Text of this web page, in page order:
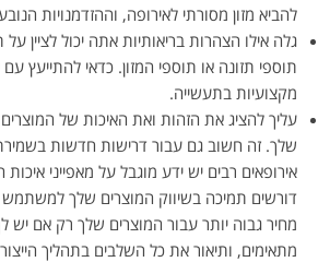
להביא מזון מסורתי לאירופה, וההזדמנויות
גלה אילו הצהרות בריאותיות אתה יכול לציין על
תוספי תזונה או תוספי המזון. כדאי להתייעץ עם
מקצועיות בתעשייה.
עליך להציג את הזהות ואת האיכות של
שלך. זה חשוב גם עבור דרישות חדשות
אירופאים רבים יש ידע מוגבל על מאפייני
דורשים תמיכה בשיווק המוצרים שלך למשתמש
מחיר גבוה יותר עבור המוצרים שלך רק אם יש
מתאימים, ותיאור את כל השלבים בתהליך